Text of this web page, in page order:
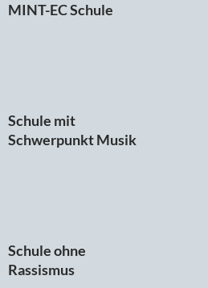
MINT-EC Schule
Schule mit
Schwerpunkt Musik
Schule ohne
Rassismus